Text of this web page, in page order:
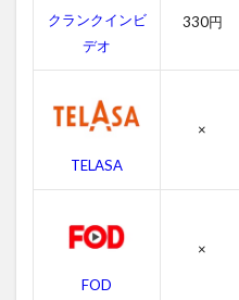
声優
ガ
ー・
ムの
スタ
4.4
ガ
クランクインビ
デオ
330円
TELASA
×
FOD
×